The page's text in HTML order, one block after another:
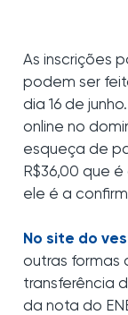
As inscrições
podem ser
dia 16 de
online no
esqueça de
R$36,00 que
ele é a
No site do
outras formas
transferência
da nota do